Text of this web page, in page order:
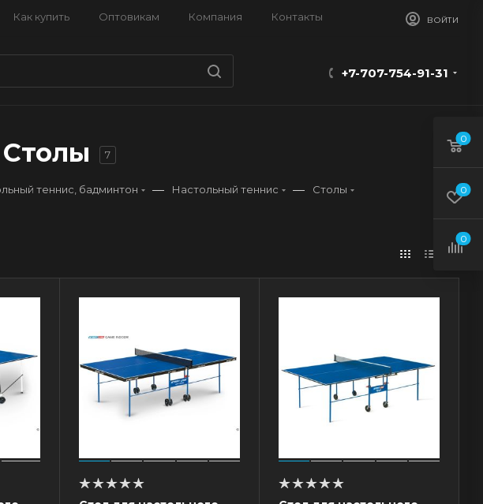
Как купить Оптовикам Компания Контакты ВОЙТИ
+7-707-754-91-31
Столы 7
теннис, бадминтон — Настольный теннис — Столы
0
0
0